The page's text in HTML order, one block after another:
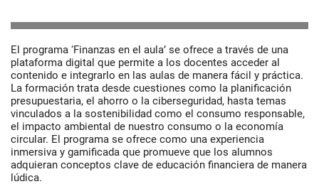
El programa ‘Finanzas en el aula’ se ofrece a través de una
plataforma digital que permite a los docentes acceder al
contenido e integrarlo en las aulas de manera fácil y práctica.
La formación trata desde cuestiones como la planificación
presupuestaria, el ahorro o la ciberseguridad, hasta temas
vinculados a la sostenibilidad como el consumo responsable,
el impacto ambiental de nuestro consumo o la economía
circular. El programa se ofrece como una experiencia
inmersiva y gamificada que promueve que los alumnos
adquieran conceptos clave de educación financiera de manera
lúdica.